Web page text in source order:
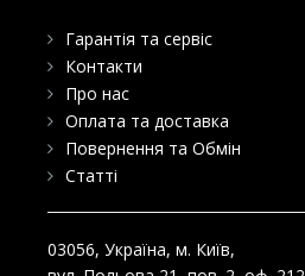
Гарантія та сервіс
Контакти
Про нас
Оплата та доставка
Повернення та Обмін
Статті
03056, Україна, м. Київ,